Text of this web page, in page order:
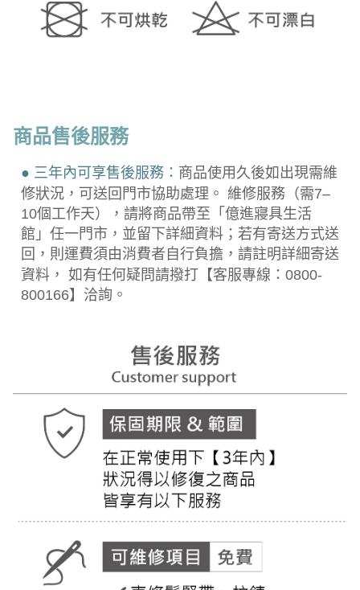
商品售後服務
● 三年內可享售後服務： 商品使用久後如出現需維
修狀況，可送回門市協助處理。 維修服務（需7–
10個工作天），請將商品帶至「億進寢具生活
館」任一門市，並留下詳細資料；若有寄送方式送
回，則運費須由消費者自行負擔，請註明詳細寄送
資料， 如有任何疑問請撥打【客服專線：0800-
800166】洽詢。